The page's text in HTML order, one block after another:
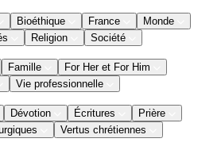
Bioéthique France
Monde
Religion Société
Famille
For Her et For Him
Vie professionnelle
Dévotion Écritures
Prière
Vertus chrétiennes